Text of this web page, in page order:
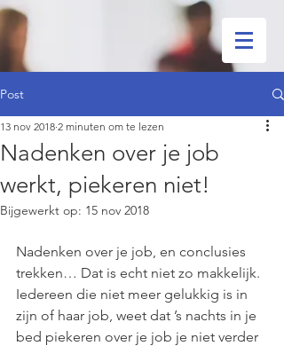
Post
Nadenken over je job
werkt, piekeren niet!
13 nov 2018 2 minuten om te lezen
Bijgewerkt op: 15 nov 2018
Nadenken over je job, en conclusies
trekken… Dat is echt niet zo makkelijk.
Iedereen die niet meer gelukkig is in
zijn of haar job, weet dat ’s nachts in je
bed piekeren over je job je niet verder